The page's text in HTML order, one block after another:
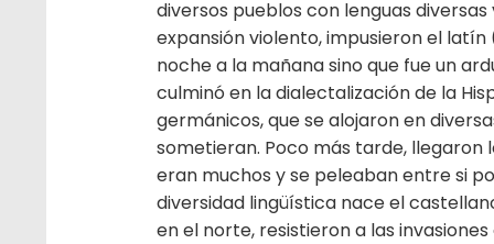
diversos pueblos con lenguas
expansión violento, impusieron el
noche a la mañana sino que fue un
culminó en la dialectalización de la
germánicos, que se alojaron en
sometieran. Poco más tarde, llegaron
eran muchos y se peleaban entre si
diversidad lingüística nace el
en el norte, resistieron a las